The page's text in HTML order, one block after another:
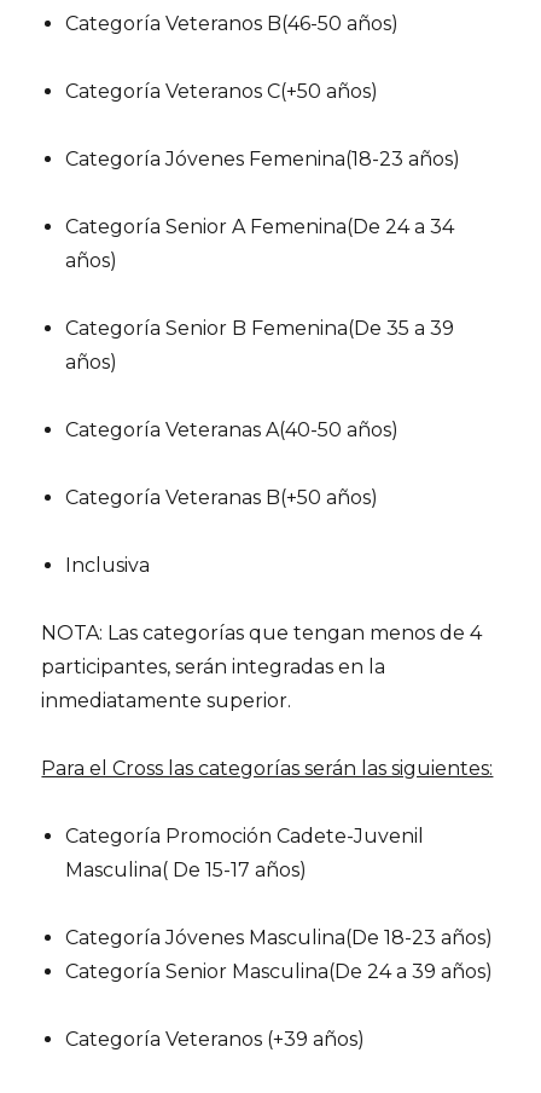
Categoría Veteranos B(46-50 años)
Categoría Veteranos C(+50 años)
Categoría Jóvenes Femenina(18-23 años)
Categoría Senior A Femenina(De 24 a 34
años)
Categoría Senior B Femenina(De 35 a 39
años)
Categoría Veteranas A(40-50 años)
Categoría Veteranas B(+50 años)
Inclusiva
NOTA: Las categorías que tengan menos de 4
participantes, serán integradas en la
inmediatamente superior.
Para el Cross las categorías serán las siguientes:
Categoría Promoción Cadete-Juvenil
Masculina( De 15-17 años)
Categoría Jóvenes Masculina(De 18-23 años)
Categoría Senior Masculina(De 24 a 39 años)
Categoría Veteranos (+39 años)